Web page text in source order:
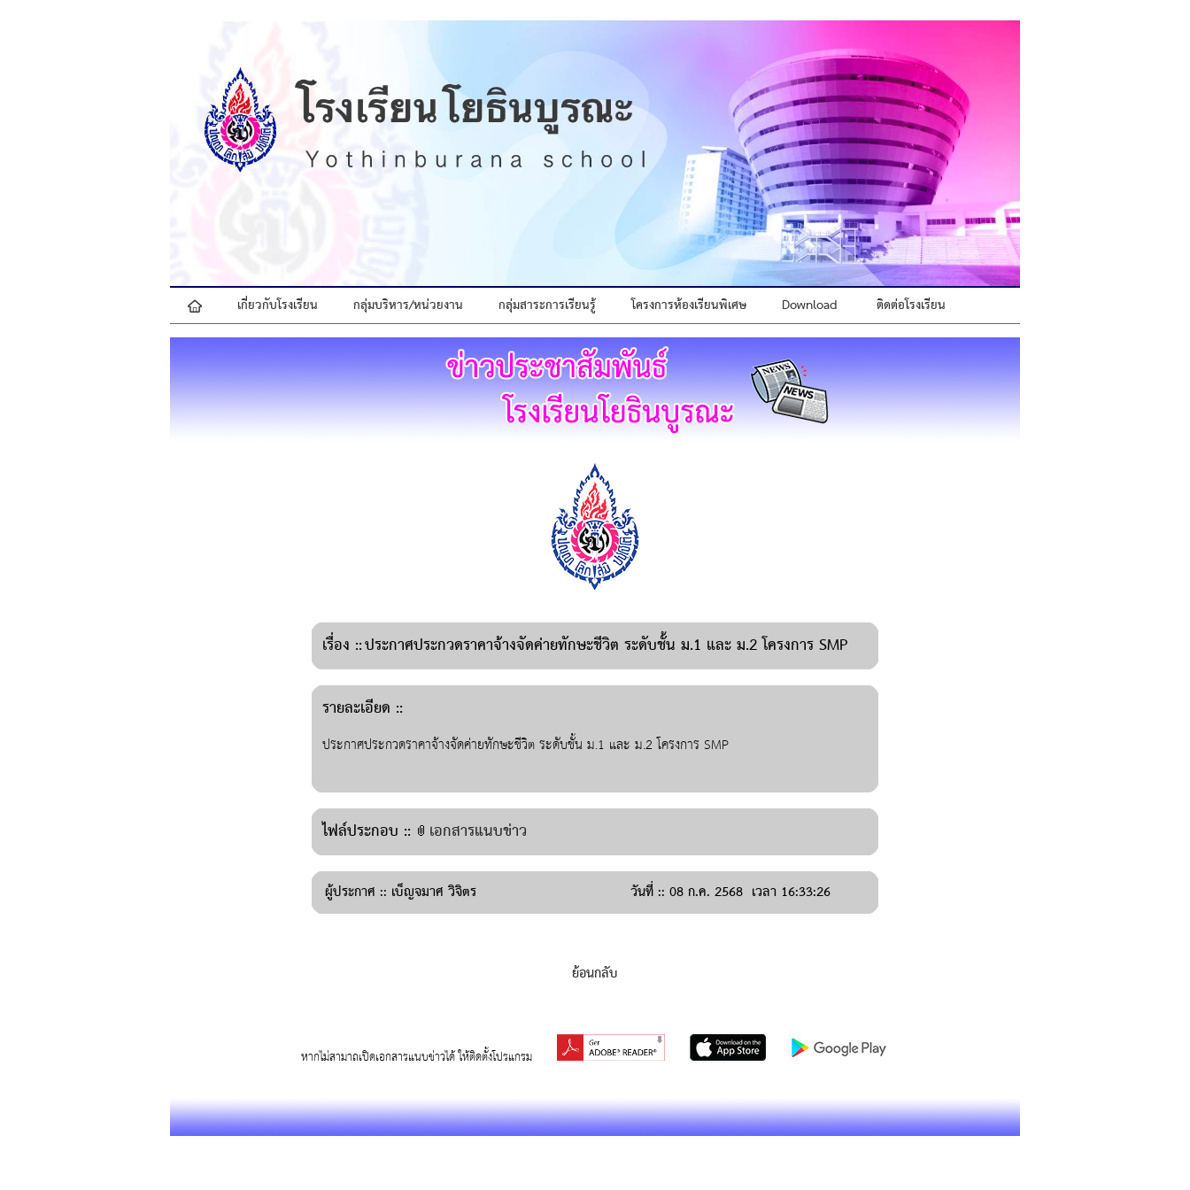
 เกี่ยวกับโรงเรียน กลุ่มบริหาร/หน่วยงาน กลุ่มสาระการเรียนรู้ โครงการห้องเรียนพิเศษ Download ติดต่อโรงเรียน
เรื่อง ::ประกาศประกวดราคาจ้างจัดค่ายทักษะชีวิต ระดับชั้น ม.1 และ ม.2 โครงการ SMP
รายละเอียด ::
ประกาศประกวดราคาจ้างจัดค่ายทักษะชีวิต ระดับชั้น ม.1 และ ม.2 โครงการ SMP
ไฟล์ประกอบ :: เอกสารแนบข่าว
ผู้ประกาศ :: เบ็ญจมาศ วิจิตร วันที่ :: 08 ก.ค. 2568 เวลา 16:33:26
ย้อนกลับ
หากไม่สามาถเปิดเอกสารแนบข่าวได้ ให้ติดตั้งโปรแกรม